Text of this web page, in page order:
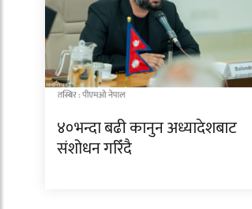
४०भन्दा बढी कानुन अध्यादेशबाट
संशोधन गरिँदै